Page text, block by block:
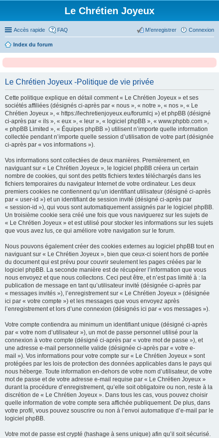
Le Chrétien Joyeux
Accès rapide FAQ Connexion
M’enregistrer
Index du forum
Le Chrétien Joyeux -Politique de vie privée
Cette politique explique en détail comment « Le Chrétien Joyeux » et ses
sociétés affiliées (désignés ci-après par « nous », « notre », « nos », « Le
Chrétien Joyeux », « https://lechretienjoyeux.eu/forumlcj ») et phpBB (désigné
ci-après par « ils », « eux », « leur », « logiciel phpBB », « www.phpbb.com »,
« phpBB Limited », « Équipes phpBB ») utilisent n’importe quelle information
collectée pendant n’importe quelle session d’utilisation de votre part (désignée
ci-après par « vos informations »).
Vos informations sont collectées de deux manières. Premièrement, en
naviguant sur « Le Chrétien Joyeux », le logiciel phpBB créera un certain
nombre de cookies, qui sont des petits fichiers textes téléchargés dans les
fichiers temporaires du navigateur Internet de votre ordinateur. Les deux
premiers cookies ne contiennent qu’un identifiant utilisateur (désigné ci-après
par « user-id ») et un identifiant de session invité (désigné ci-après par
« session-id »), qui vous sont automatiquement assignés par le logiciel phpBB.
Un troisième cookie sera créé une fois que vous naviguerez sur les sujets de
« Le Chrétien Joyeux » et est utilisé pour stocker les informations sur les sujets
que vous avez lus, ce qui améliore votre navigation sur le forum.
Nous pouvons également créer des cookies externes au logiciel phpBB tout en
naviguant sur « Le Chrétien Joyeux », bien que ceux-ci soient hors de portée
du document qui est prévu pour couvrir seulement les pages créées par le
logiciel phpBB. La seconde manière est de récupérer l’information que vous
nous envoyez et que nous collectons. Ceci peut être, et n’est pas limité à : la
publication de message en tant qu’utilisateur invité (désignée ci-après par
« messages invités »), l’enregistrement sur « Le Chrétien Joyeux » (désignée
ici par « votre compte ») et les messages que vous envoyez après
l’enregistrement et lors d’une connexion (désignés ici par « vos messages »).
Votre compte contiendra au minimum un identifiant unique (désigné ci-après
par « votre nom d’utilisateur »), un mot de passe personnel utilisé pour la
connexion à votre compte (désigné ci-après par « votre mot de passe »), et
une adresse e-mail personnelle valide (désignée ci-après par « votre e-
mail »). Vos informations pour votre compte sur « Le Chrétien Joyeux » sont
protégées par les lois de protection des données applicables dans le pays qui
nous héberge. Toute information en-dehors de votre nom d’utilisateur, de votre
mot de passe et de votre adresse e-mail requise par « Le Chrétien Joyeux »
durant la procédure d’enregistrement, qu’elle soit obligatoire ou non, reste à la
discrétion de « Le Chrétien Joyeux ». Dans tous les cas, vous pouvez choisir
quelle information de votre compte sera affichée publiquement. De plus, dans
votre profil, vous pouvez souscrire ou non à l’envoi automatique d’e-mail par le
logiciel phpBB.
Votre mot de passe est crypté (hashage à sens unique) afin qu’il soit sécurisé.